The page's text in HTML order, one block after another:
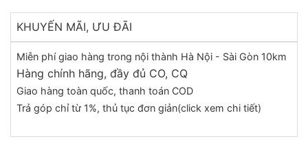
KHUYẾN MÃI, ƯU ĐÃI
Miễn phí giao hàng trong nội thành Hà Nội - Sài Gòn 10km
Hàng chính hãng, đầy đủ CO, CQ
Giao hàng toàn quốc, thanh toán COD
Trả góp chỉ từ 1%, thủ tục đơn giản(click xem chi tiết)